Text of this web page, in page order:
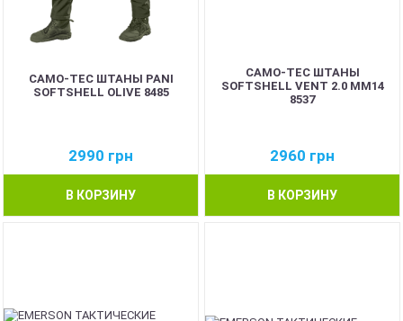
CAMO-TEC ШТАНЫ PANI
SOFTSHELL OLIVE 8485
2990 грн
В КОРЗИНУ
CAMO-TEC ШТАНЫ
SOFTSHELL VENT 2.0 ММ14
8537
2960 грн
В КОРЗИНУ